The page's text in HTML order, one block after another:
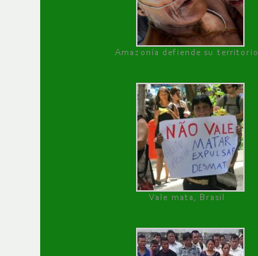
Amazonía defiende su territorio
Vale mata, Brasil